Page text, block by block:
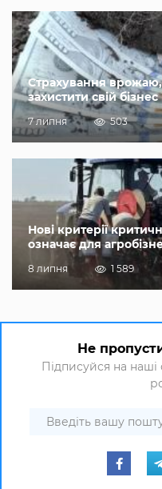
Страхування
захистити свій бізнес
7 липня 503
Нові критерії
означає для
8 липня 1 589
Не
Підписуйся на наші